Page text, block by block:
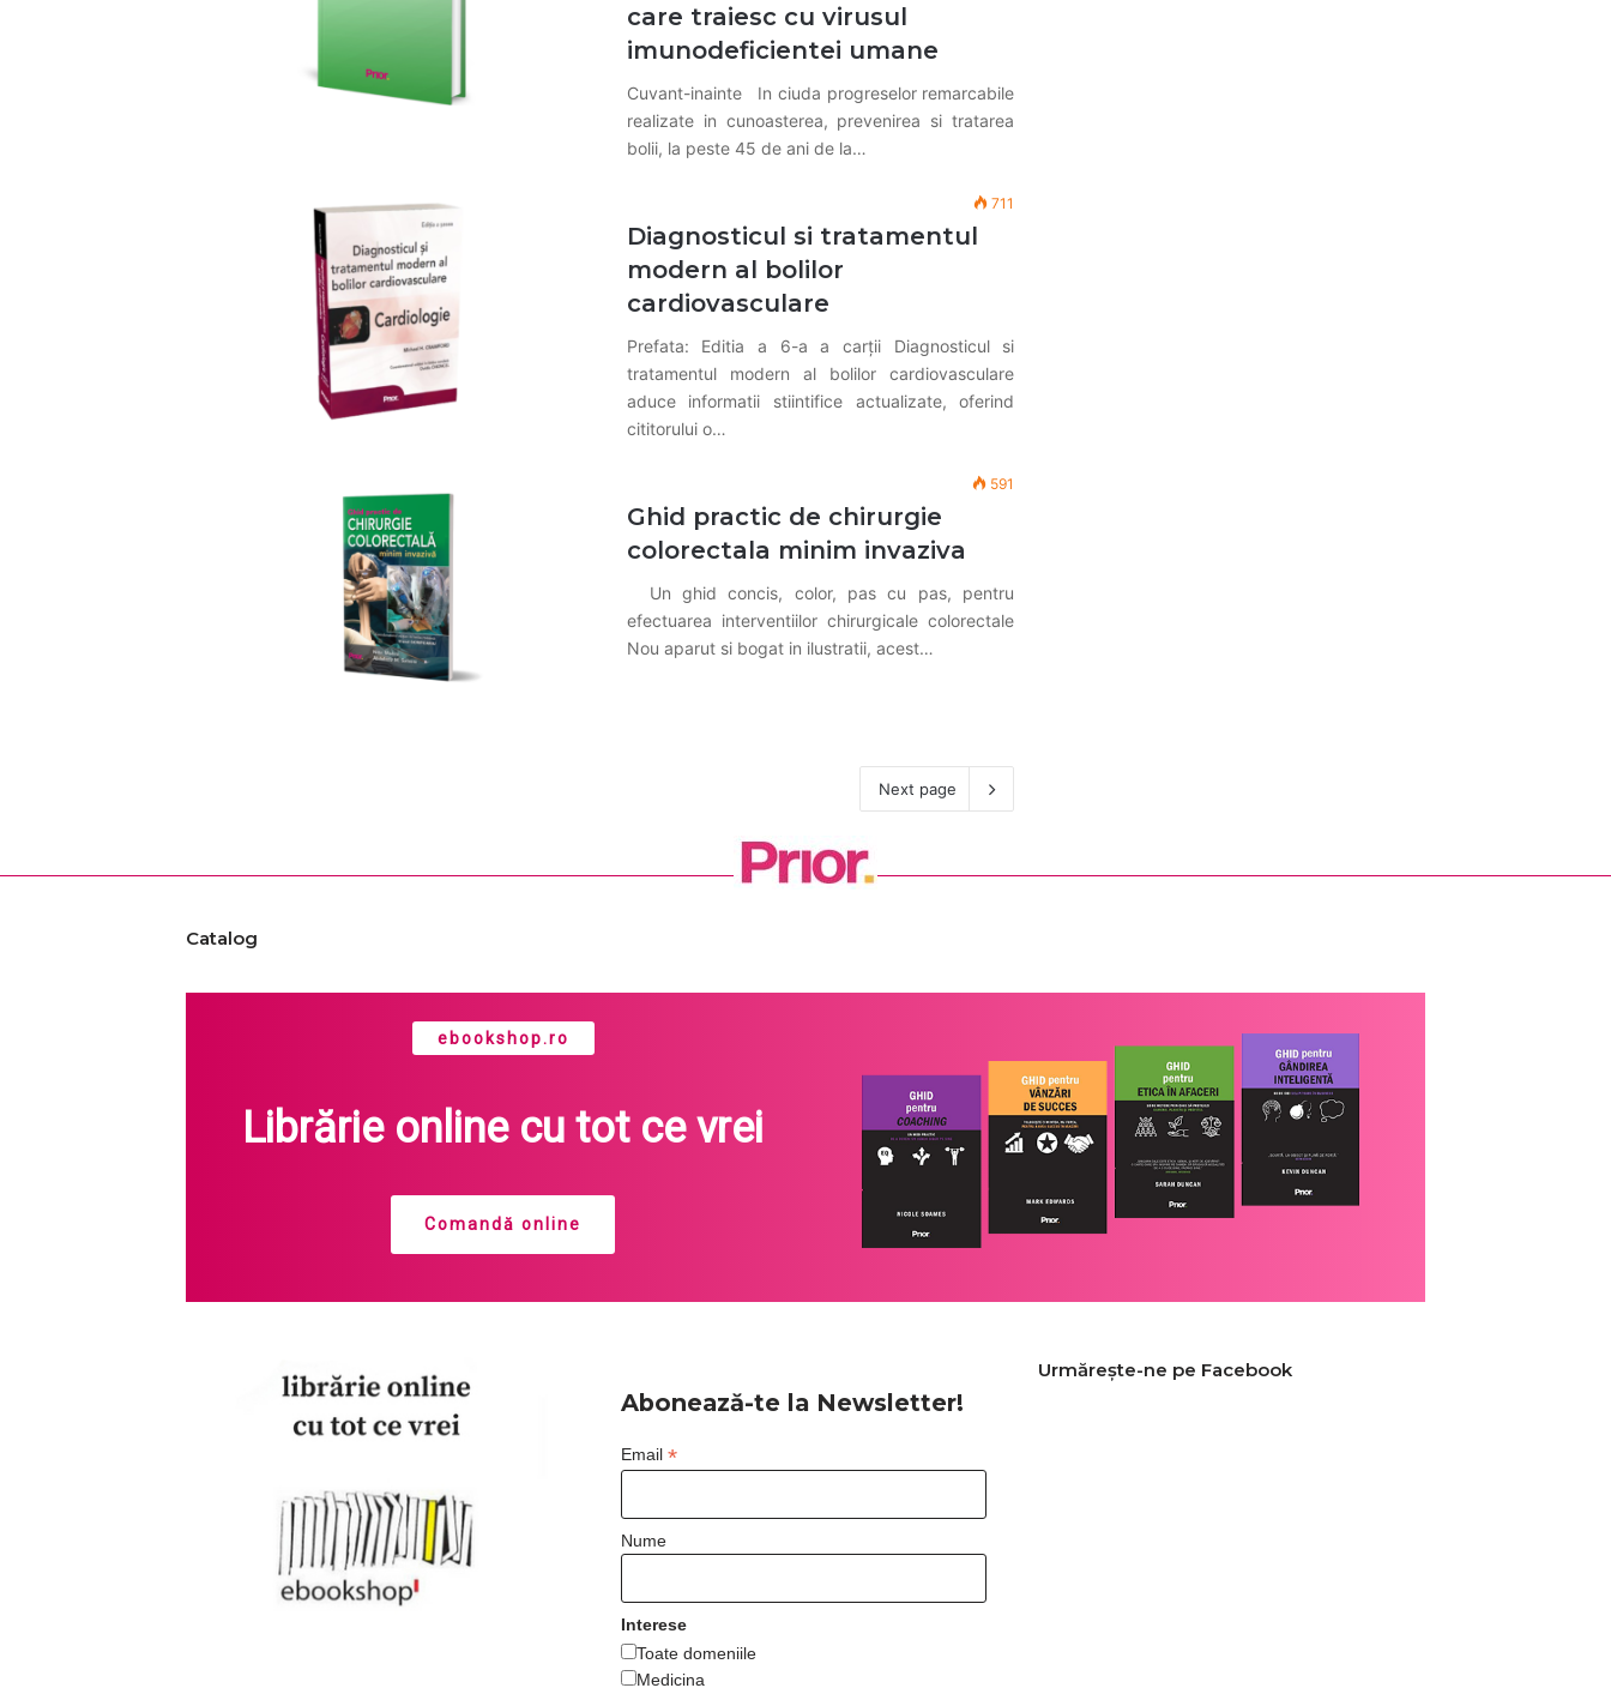
care traiesc cu virusul
imunodeficientei umane
Cuvant-inainte In ciuda progreselor remarcabile
realizate in cunoasterea, prevenirea si tratarea
bolii, la peste 45 de ani de la…
711
Diagnosticul si tratamentul
modern al bolilor
cardiovasculare
Prefata: Editia a 6-a a carții Diagnosticul si
tratamentul modern al bolilor cardiovasculare
aduce informatii stiintifice actualizate, oferind
cititorului o…
591
Ghid practic de chirurgie
colorectala minim invaziva
Un ghid concis, color, pas cu pas, pentru
efectuarea interventiilor chirurgicale colorectale
Nou aparut si bogat in ilustratii, acest…
Next page
Catalog
ebookshop.ro
Librărie online cu tot ce vrei
Comandă online
Abonează-te la Newsletter!
Email *
Nume
Interese
Toate domeniile
Medicina
Urmărește-ne pe Facebook